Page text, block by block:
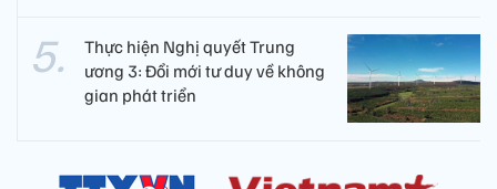
Thực hiện Nghị quyết Trung
ương 3: Đổi mới tư duy về không
gian phát triển